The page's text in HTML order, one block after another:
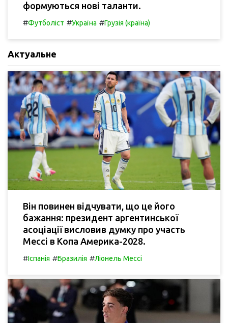
формуються нові таланти.
#Футболіст #Україна #Грузія (країна)
Актуальне
Він повинен відчувати, що це його
бажання: президент аргентинської
асоціації висловив думку про участь
Мессі в Копа Америка-2028.
#Іспанія #Бразилія #Ліонель Мессі